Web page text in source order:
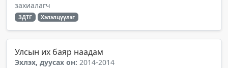
захиалагч
ЗДТГ Хэлэлцүүлэг
Улсын их баяр наадам
Эхлэх, дуусах он: 2014-2014